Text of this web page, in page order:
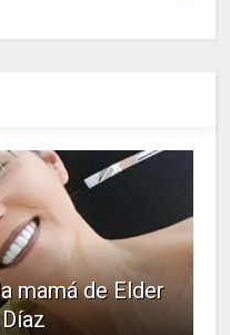
mamá de Elder